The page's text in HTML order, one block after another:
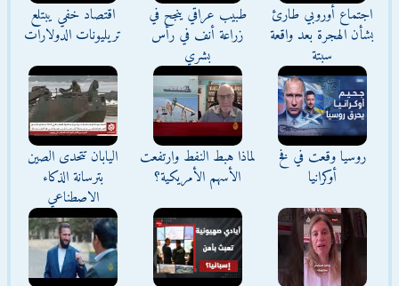
اجتماع أوروبي طارئ
بشأن الهجرة بعد واقعة
سبتة
طبيب عراقي ينجح في
زراعة أنف في رأس
بشري
اقتصاد خفي يبتلع
تريليونات الدولارات
روسيا وقعت في فخ
أوكرانيا
لماذا هبط النفط وارتفعت
الأسهم الأمريكية؟
اليابان تتحدى الصين
بترسانة الذكاء
الاصطناعي